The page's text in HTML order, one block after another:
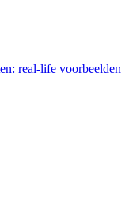
real-life voorbeelden